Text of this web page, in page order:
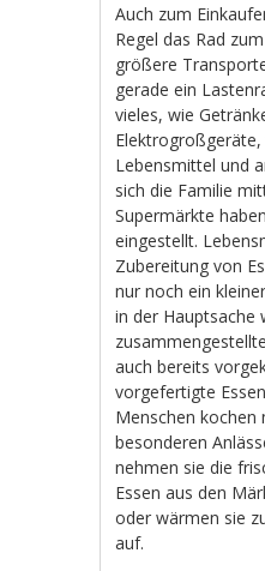
Auch zum
Regel das Rad
größere
gerade ein
vieles, wie
Lebensmittel und
sich die Familie
Supermärkte
eingestellt.
Zubereitung von
nur noch ein
in der Hauptsache
auch bereits
vorgefertigte
Menschen kochen
besonderen
nehmen sie die
Essen aus den
oder wärmen sie
auf.